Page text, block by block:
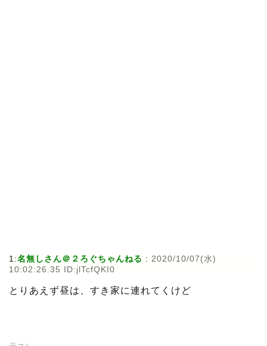
1:名無しさん＠２ろぐちゃんねる : 2020/10/07(水)
10:02:26.35 ID:jlTcfQKI0
とりあえず昼は、すき家に連れてくけど